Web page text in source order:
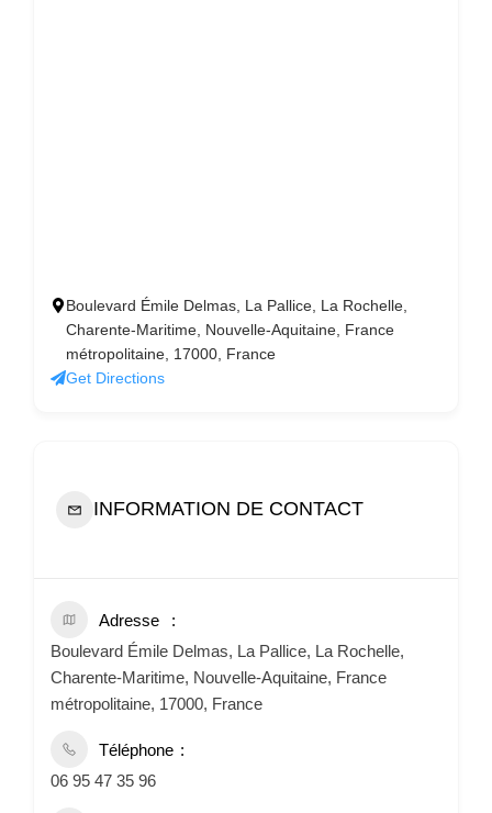
Boulevard Émile Delmas, La Pallice, La Rochelle,
Charente-Maritime, Nouvelle-Aquitaine, France
métropolitaine, 17000, France
Get Directions
INFORMATION DE CONTACT
Adresse
Boulevard Émile Delmas, La Pallice, La Rochelle,
Charente-Maritime, Nouvelle-Aquitaine, France
métropolitaine, 17000, France
Téléphone
06 95 47 35 96